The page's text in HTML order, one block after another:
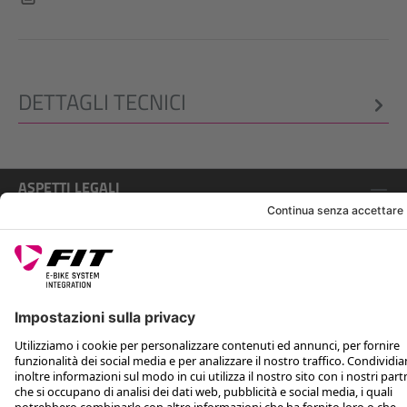
DETTAGLI TECNICI
ASPETTI LEGALI
ASSISTENZA
SEGUICI SU